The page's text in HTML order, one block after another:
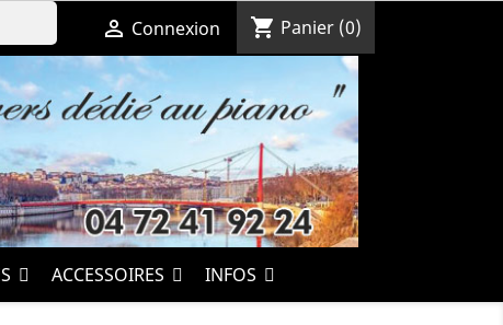
 Connexion shopping_cart Panier (0)
ACCESSOIRES INFOS